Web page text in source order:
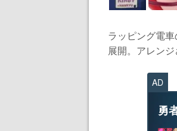
ラッピング電
展開。アレン
AD
勇